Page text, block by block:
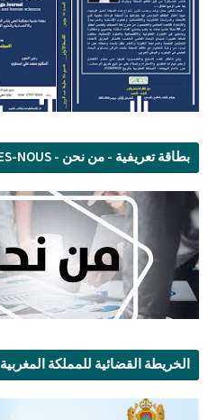
بطاقة تعريفية - من نحن - QUI SOMMES-NOUS
الخريطة القضائية للمملكة المغربية